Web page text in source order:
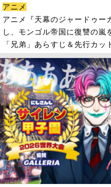
アニメ
アニメ『天幕のジャードゥー
し、モンゴル帝国に復讐の嵐
「兄弟」あらすじ＆先行カッ